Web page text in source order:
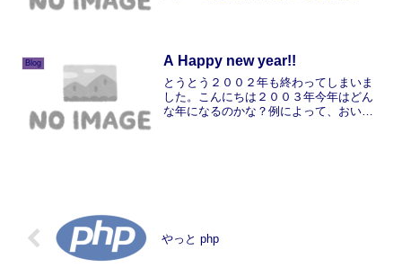
Blog A Happy new year!!
とうとう２００２年も終わってしまいま
した。こんにちは２００３年今年はどん
な年になるのかな？例によって、おいら
やっと php